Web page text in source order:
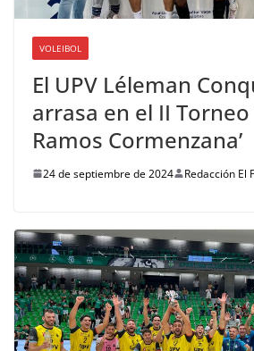
VOLEIBOL
El UPV Léleman
arrasa en el II Torneo
Ramos Cormenzana’
24 de septiembre de 2024 Redacción El